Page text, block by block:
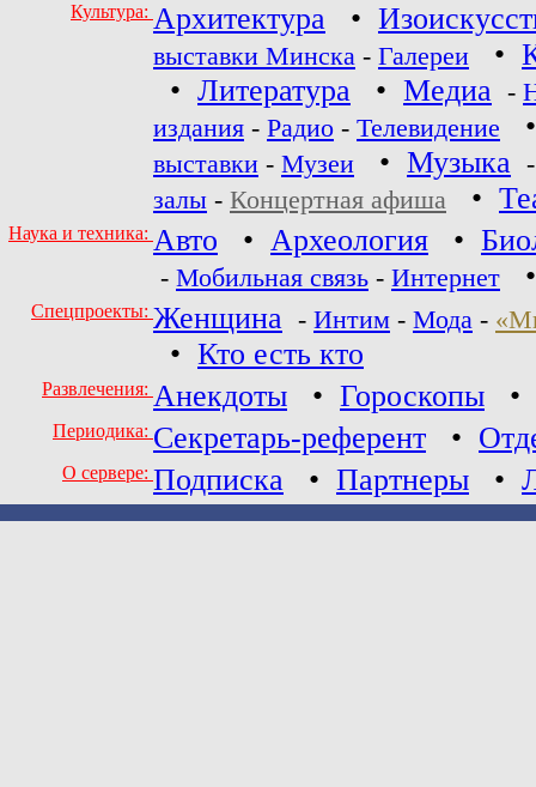
Культура: Архитектура •
выставки Минска - Галереи •
• Литература • Медиа -
издания - Радио - Телевидение
выставки - Музеи • Музыка
залы - Концертная афиша •
Наука и техника: Авто • Археология •
- Мобильная связь - Интернет
Спецпроекты: Женщина - Интим - Мода -
• Кто есть кто
Развлечения: Анекдоты • Гороскопы •
Периодика: Секретарь-референт •
О сервере: Подписка • Партнеры •